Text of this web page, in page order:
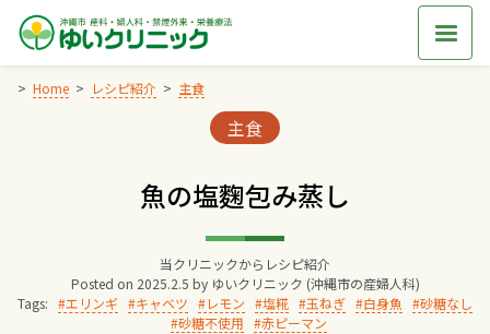
Skip
content
Home レシピ紹介 主食
Categories:
主食
魚の塩麴包み蒸し
当クリニックからレシピ紹介
Posted on 2025.2.5 by ゆいクリニック (沖縄市の産婦人科)
Tags:
エリンギ キャベツ レモン 塩糀 玉ねぎ 白身魚
砂糖なし
砂糖不使用
赤ピーマン
院長からのごあいさつ